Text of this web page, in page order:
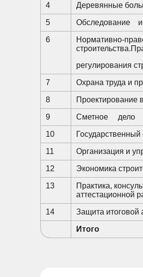
4 Деревянные
5 Обследование
6
Нормативно-
регулирования
7 Охрана труда и
8 Проектирование
9 Сметное дело
10
11 Организация и
12 Экономика
13
Практика,
аттестационной
14 Защита итоговой
Итого